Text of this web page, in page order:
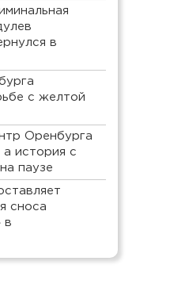
в
с желтой
Оренбурга
история с
паузе
сноса
в